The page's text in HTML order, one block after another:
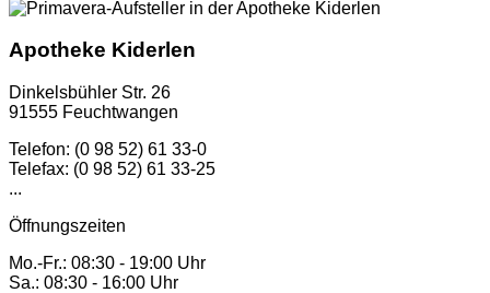
Apotheke Kiderlen
Dinkelsbühler Str. 26
91555 Feuchtwangen
Telefon: (0 98 52) 61 33-0
Telefax: (0 98 52) 61 33-25
...
Öffnungszeiten
Mo.-Fr.: 08:30 - 19:00 Uhr
Sa.: 08:30 - 16:00 Uhr